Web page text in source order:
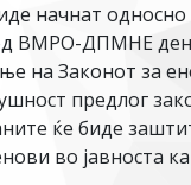
начнат односно
ВМРО-ДПМНЕ
на Законот за
предлог
ќе биде
во јавноста